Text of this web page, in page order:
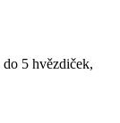
5 hvězdiček,